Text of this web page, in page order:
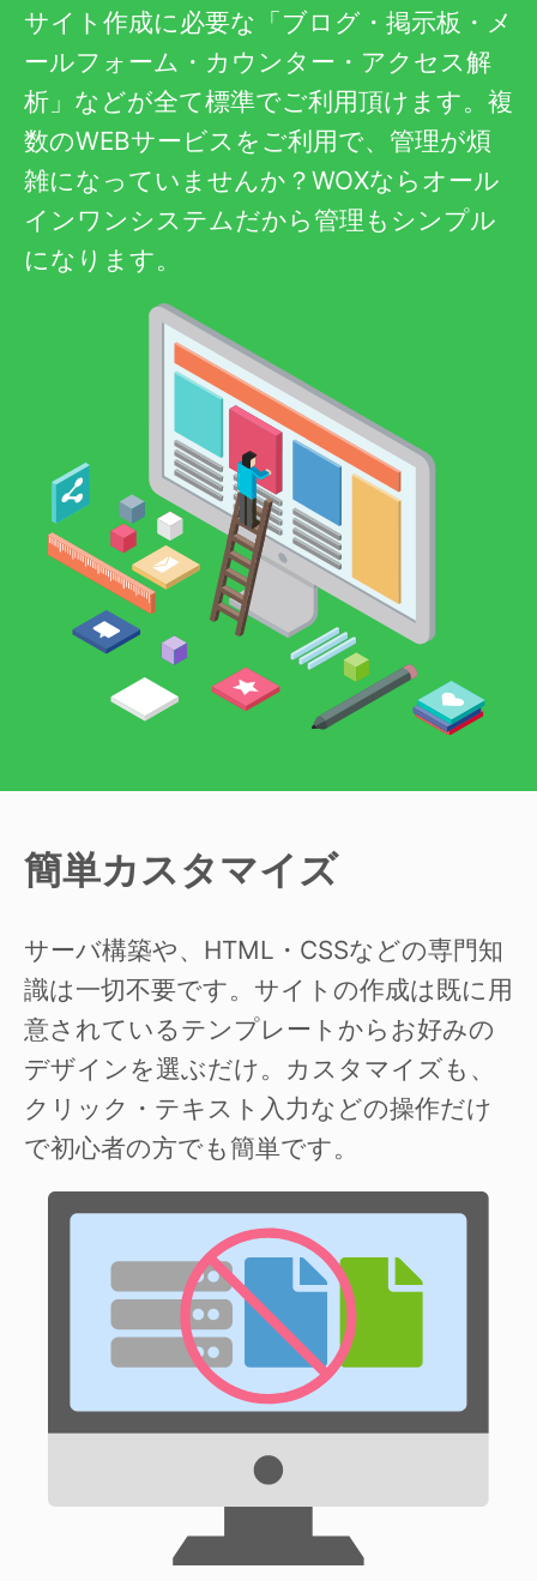
サイト作成に必要な「ブログ・掲示板・メ
ールフォーム・カウンター・アクセス解
析」などが全て標準でご利用頂けます。複
数のWEBサービスをご利用で、管理が煩
雑になっていませんか？WOXならオール
インワンシステムだから管理もシンプル
になります。
簡単カスタマイズ
サーバ構築や、HTML・CSSなどの専門知
識は一切不要です。サイトの作成は既に用
意されているテンプレートからお好みの
デザインを選ぶだけ。カスタマイズも、
クリック・テキスト入力などの操作だけ
で初心者の方でも簡単です。